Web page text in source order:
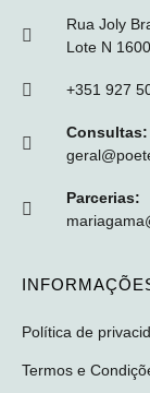
Rua Joly
Lote N
+351 927
Consultas:
Parcerias:
Política de
Termos e